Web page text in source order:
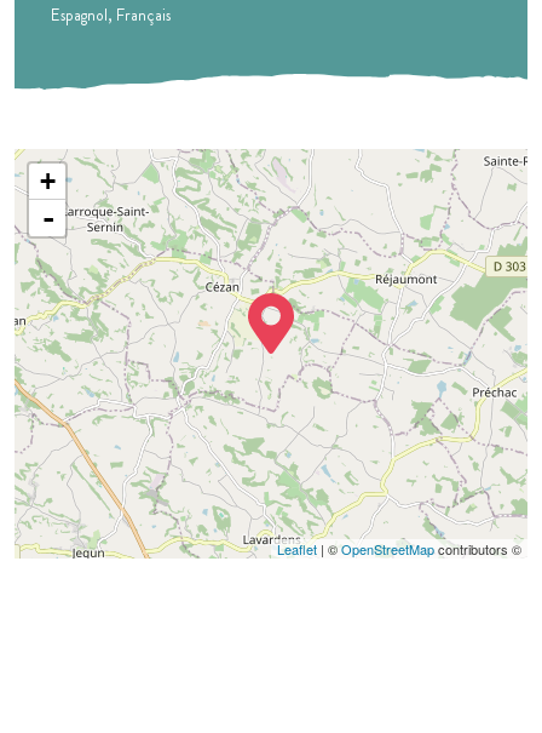
Espagnol Français
+
-
Leaflet | ©OpenStreetMapcontributors ©